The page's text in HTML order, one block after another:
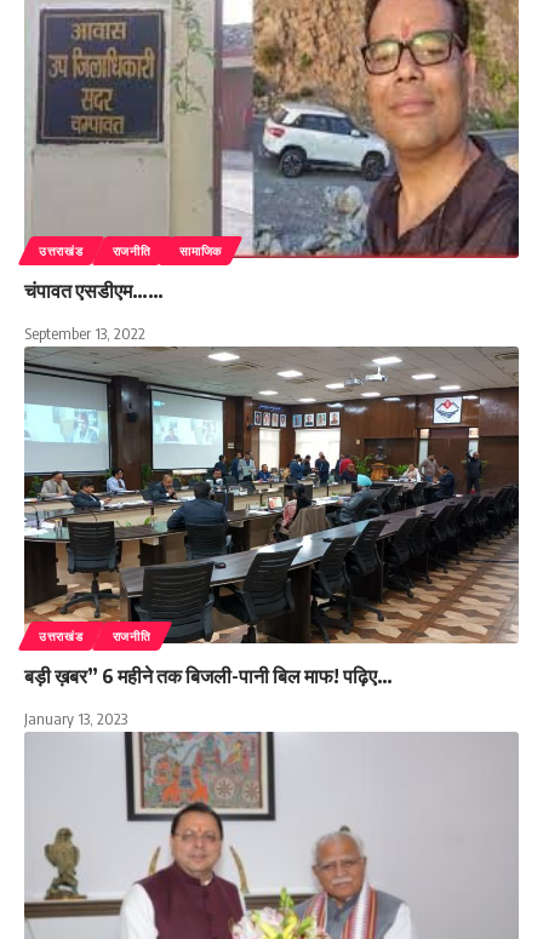
उत्तराखंड राजनीति सामाजिक
चंपावत एसडीएम……
September 13, 2022
उत्तराखंड राजनीति
बड़ी ख़बर” 6 महीने तक बिजली-पानी बिल माफ! पढ़िए…
January 13, 2023